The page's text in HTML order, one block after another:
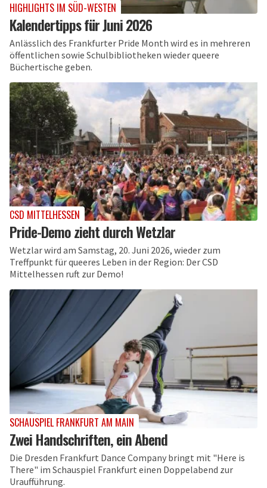
HIGHLIGHTS IM SÜD-WESTEN
Kalendertipps für Juni 2026
Anlässlich des Frankfurter Pride Month wird es in mehreren
öffentlichen sowie Schulbibliotheken wieder queere
Büchertische geben.
CSD MITTELHESSEN
Pride-Demo zieht durch Wetzlar
Wetzlar wird am Samstag, 20. Juni 2026, wieder zum
Treffpunkt für queeres Leben in der Region: Der CSD
Mittelhessen ruft zur Demo!
SCHAUSPIEL FRANKFURT AM MAIN
Zwei Handschriften, ein Abend
Die Dresden Frankfurt Dance Company bringt mit "Here is
There" im Schauspiel Frankfurt einen Doppelabend zur
Uraufführung.